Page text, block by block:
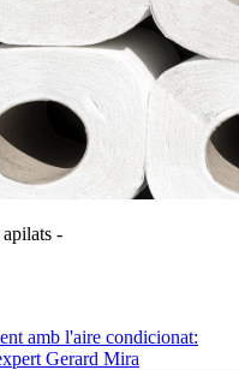
-
amb l'aire condicionat:
Gerard Mira